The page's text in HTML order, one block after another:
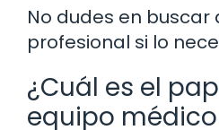
No dudes en buscar
profesional si lo
¿Cuál es el
equipo